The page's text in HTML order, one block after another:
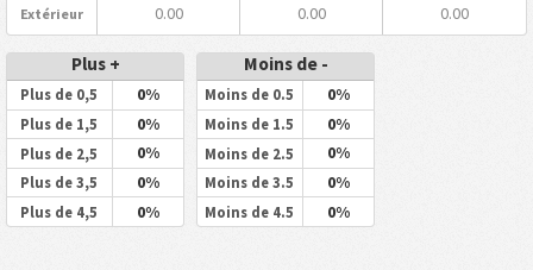
Extérieur 0.00 0.00 0.00
Plus +
Plus de 0,5 0%
Plus de 1,5 0%
Plus de 2,5 0%
Plus de 3,5 0%
Plus de 4,5 0%
Moins de -
Moins de 0.5 0%
Moins de 1.5 0%
Moins de 2.5 0%
Moins de 3.5 0%
Moins de 4.5 0%